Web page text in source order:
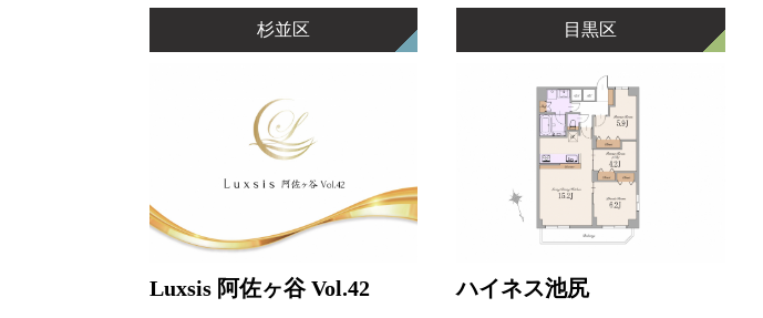
杉並区
Luxsis 阿佐ヶ谷 Vol.42
目黒区
ハイネス池尻